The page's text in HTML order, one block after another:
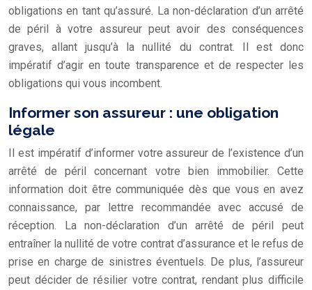
obligations en tant qu’assuré. La non-déclaration d’un arrêté
de péril à votre assureur peut avoir des conséquences
graves, allant jusqu’à la nullité du contrat. Il est donc
impératif d’agir en toute transparence et de respecter les
obligations qui vous incombent.
Informer son assureur : une obligation
légale
Il est impératif d’informer votre assureur de l’existence d’un
arrêté de péril concernant votre bien immobilier. Cette
information doit être communiquée dès que vous en avez
connaissance, par lettre recommandée avec accusé de
réception. La non-déclaration d’un arrêté de péril peut
entraîner la nullité de votre contrat d’assurance et le refus de
prise en charge de sinistres éventuels. De plus, l’assureur
peut décider de résilier votre contrat, rendant plus difficile